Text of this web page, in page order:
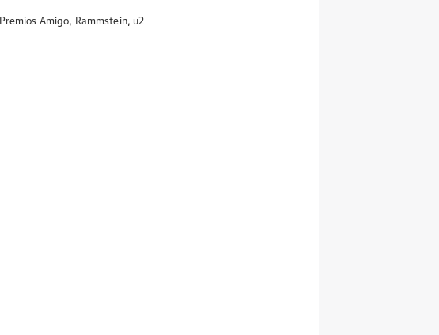
Premios Amigo, Rammstein, u2